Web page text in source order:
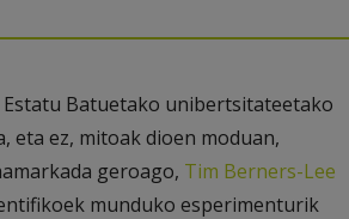
Batuetako unibertsitateetako
eta ez, mitoak dioen moduan,
geroago, Tim Berners-Lee
munduko esperimenturik